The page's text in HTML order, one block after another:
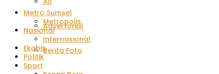
Advertorial
Berita Foto
Metro Sumsel
Metropolis
Nasional
Internasional
Ekobis
Politik
Sport